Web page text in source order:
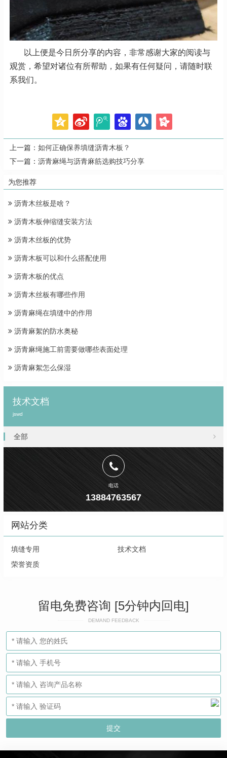
以上便是今日所分享的内容，非常感谢大家的阅读与
观赏，希望对诸位有所帮助，如果有任何疑问，请随时联
系我们。
上一篇： 如何正确保养填缝沥青木板？
下一篇： 沥青麻绳与沥青麻筋选购技巧分享
为您推荐
沥青木丝板是啥？
沥青木板伸缩缝安装方法
沥青木丝板的优势
沥青木板可以和什么搭配使用
沥青木板的优点
沥青木丝板有哪些作用
沥青麻绳在填缝中的作用
沥青麻絮的防水奥秘
沥青麻绳施工前需要做哪些表面处理
沥青麻絮怎么保湿
技术文档
jswd
全部
电话
13884763567
网站分类
填缝专用
技术文档
荣誉资质
留电免费咨询 [5分钟内回电]
DEMAND FEEDBACK